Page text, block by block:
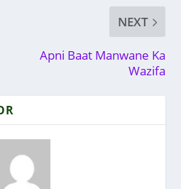
NEXT
Apni Baat Manwane Ka
Wazifa